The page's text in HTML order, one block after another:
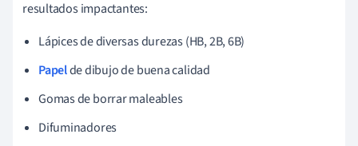
resultados impactantes:
Lápices de diversas durezas (HB, 2B, 6B)
Papelde dibujo de buena calidad
Gomas de borrar maleables
Difuminadores